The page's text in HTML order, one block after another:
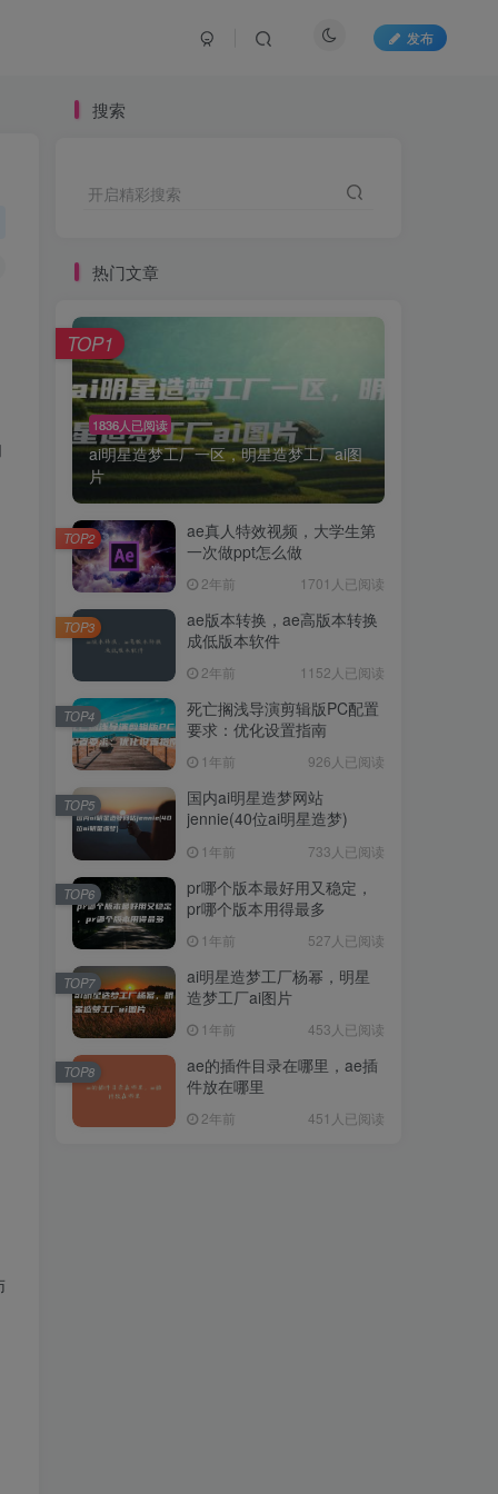
发布
搜索
开启精彩搜索
热门文章
1836人已阅读
ai明星造梦工厂一区，明星造梦工厂ai图
片
TOP1
ae真人特效视频，大学生第
一次做ppt怎么做
2年前 1701人已阅读
TOP2
ae版本转换，ae高版本转换
成低版本软件
2年前 1152人已阅读
TOP3
死亡搁浅导演剪辑版PC配置
要求：优化设置指南
1年前 926人已阅读
TOP4
国内ai明星造梦网站
jennie(40位ai明星造梦)
1年前 733人已阅读
TOP5
pr哪个版本最好用又稳定，
pr哪个版本用得最多
1年前 527人已阅读
TOP6
ai明星造梦工厂杨幂，明星
造梦工厂ai图片
1年前 453人已阅读
TOP7
ae的插件目录在哪里，ae插
件放在哪里
2年前 451人已阅读
TOP8